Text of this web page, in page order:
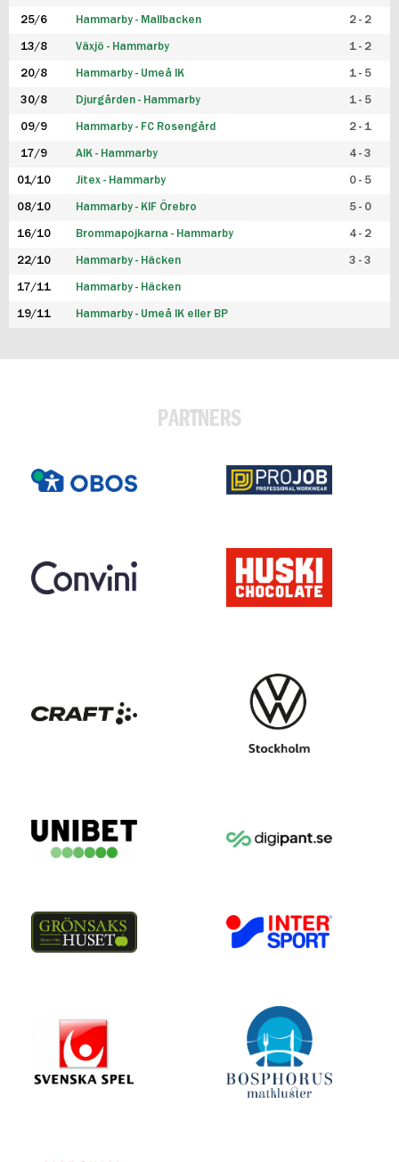
25/6 Hammarby - Mallbacken 2 - 2
13/8 Växjö - Hammarby 1 - 2
20/8 Hammarby - Umeå IK 1 - 5
30/8 Djurgården - Hammarby 1 - 5
09/9 Hammarby - FC Rosengård 2 - 1
17/9 AIK - Hammarby 4 - 3
01/10 Jitex - Hammarby 0 - 5
08/10 Hammarby - KIF Örebro 5 - 0
16/10 Brommapojkarna - Hammarby 4 - 2
22/10 Hammarby - Häcken 3 - 3
17/11 Hammarby - Häcken
19/11 Hammarby - Umeå IK eller BP
PARTNERS